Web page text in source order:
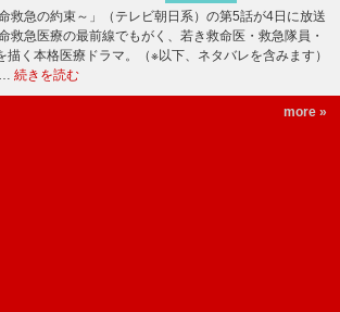
救急の約束～」（テレビ朝日系）の第5話が4日に放送
急医療の最前線でもがく、若き救命医・救急隊員・
く本格医療ドラマ。（※以下、ネタバレを含みます）
続きを読む
more »